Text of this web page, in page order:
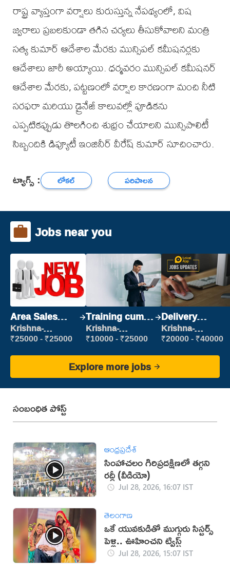
రాష్ట్ర వ్యాప్తంగా వర్షాలు కురుస్తున్న నేపథ్యంలో, విష
జ్వరాలు ప్రబలకుండా తగిన చర్యలు తీసుకోవాలని మంత్రి
సత్య కుమార్ ఆదేశాల మేరకు మున్సిపల్ కమీషనర్లకు
ఆదేశాలు జారీ అయ్యాయి. ధర్మవరం మున్సిపల్ కమీషనర్
ఆదేశాల మేరకు, పట్టణంలో వర్షాల కారణంగా మంచి నీటి
సరఫరా మరియు డ్రైనేజీ కాలువల్లో పూడికను
ఎప్పటికప్పుడు తొలగించి శుభ్రం చేయాలని మున్సిపాలిటీ
సిబ్బందికి డిప్యూటీ ఇంజినీర్ వీరేష్ కుమార్ సూచించారు.
ట్యాగ్స్ : లోకల్ పరిపాలన
Jobs near you
Area Sales
Manager (Field
Sales)
Krishna-
vijayawada
₹25000 - ₹25000
Training cum
Placement
Krishna-
vijayawada
₹10000 - ₹25000
Delivery
Executive
Krishna-
vijayawada
₹20000 - ₹40000
Explore more jobs
సంబంధిత పోస్ట్
ఆంధ్రప్రదేశ్
సింహాచలం గిరిప్రదక్షిణలో తగ్గని
రద్దీ (వీడియో)
Jul 28, 2026, 16:07 IST
తెలంగాణ
ఒకే యువకుడితో ముగ్గురు సిస్టర్స్
పెళ్లి.. ఊహించని ట్విస్ట్
Jul 28, 2026, 15:07 IST